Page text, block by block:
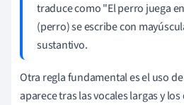
traduce como "El perro juega
(perro) se escribe con
sustantivo.
Otra regla fundamental es el uso
aparece tras las vocales largas y